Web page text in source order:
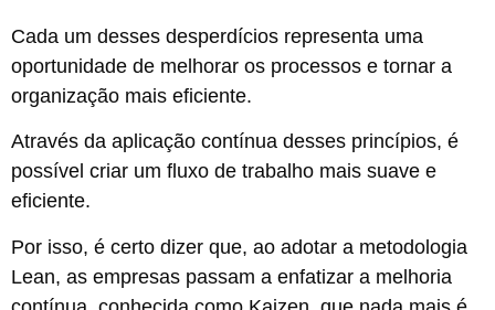
Cada um desses desperdícios representa uma
oportunidade de melhorar os processos e tornar a
organização mais eficiente.
Através da aplicação contínua desses princípios, é
possível criar um fluxo de trabalho mais suave e
eficiente.
Por isso, é certo dizer que, ao adotar a metodologia
Lean, as empresas passam a enfatizar a melhoria